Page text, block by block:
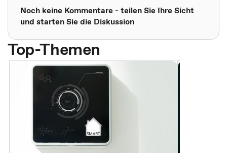
Noch keine Kommentare - teilen Sie Ihre Sicht
und starten Sie die Diskussion
Top-Themen